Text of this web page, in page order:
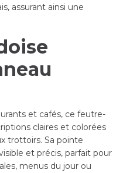
assurant ainsi une
et cafés, ce feutre-
claires et colorées
trottoirs. Sa pointe
et précis, parfait pour
menus du jour ou